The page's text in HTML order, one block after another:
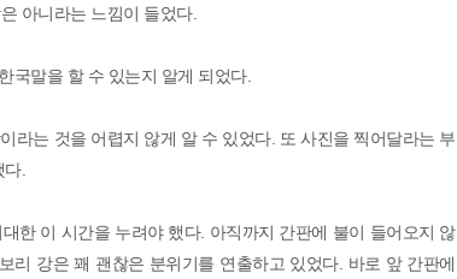
아니라는 느낌이 들었다.
국말을 할 수 있는지 알게 되었다.
라는 것을 어렵지 않게 알 수 있었다. 또 사진을 찍어달라는 부
다.
한 이 시간을 누려야 했다. 아직까지 간판에 불이 들어오지 않
리 강은 꽤 괜찮은 분위기를 연출하고 있었다. 바로 앞 간판에